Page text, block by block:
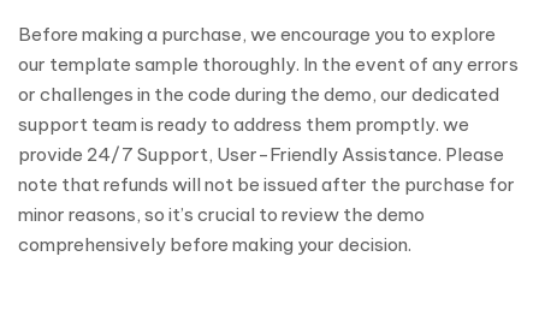
Before making a purchase, we encourage you to explore
our template sample thoroughly. In the event of any errors
or challenges in the code during the demo, our dedicated
support team is ready to address them promptly. we
provide 24/7 Support, User-Friendly Assistance. Please
note that refunds will not be issued after the purchase for
minor reasons, so it’s crucial to review the demo
comprehensively before making your decision.